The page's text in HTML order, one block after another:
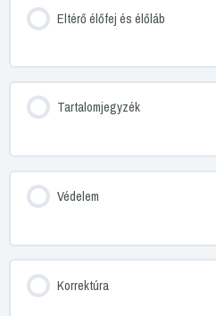
Eltérő élőfej és élőláb
Tartalomjegyzék
Védelem
Korrektúra